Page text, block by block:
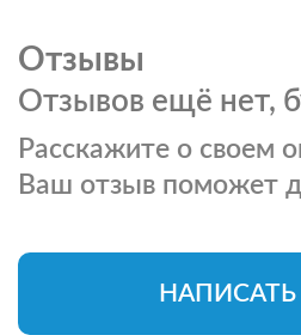
Отзывы
Отзывов ещё нет,
Расскажите о своем
Ваш отзыв поможет